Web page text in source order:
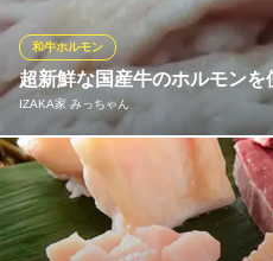
「ホルモンセット」やキングオ
かしい味わいの「こてっちゃん
す。
堺のはや 本店
焼肉
ＪＲ阪和線三国ケ丘駅 徒歩5分
大阪府堺市堺区向陵西町4-1-21
超新鮮な国産牛のホルモンを
IZAKA家 みっちゃん
和牛ホルモン
20数年にわたり親切に可愛がっ
には限りはありますが、厳選さ
り。